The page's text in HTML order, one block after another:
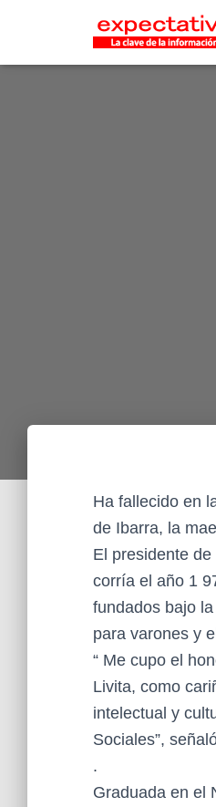
Ha fallecido en
de Ibarra, la
El presidente
corría el año 1
fundados bajo
para varones y
“ Me cupo el
Livita, como
intelectual y
Sociales”,
.
Graduada en el